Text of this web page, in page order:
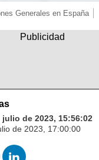
Generales en España
julio de 2023, 15:56:02
de 2023, 17:00:00